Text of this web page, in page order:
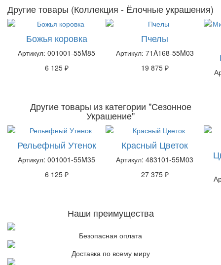
Другие товары (Коллекция - Ёлочные украшения)
Божья коровка
Артикул: 001001-55M85
6 125 ₽
Пчелы
Артикул: 71A168-55M03
19 875 ₽
Другие товары из категории "Сезонное
Украшение"
Рельефный Утенок
Артикул: 001001-55M35
6 125 ₽
Красный Цветок
Артикул: 483101-55M03
27 375 ₽
Наши преимущества
Безопасная оплата
Доставка по всему миру